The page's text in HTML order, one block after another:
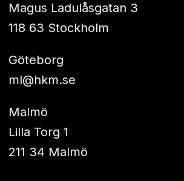
Magus Ladulåsgatan 3
118 63 Stockholm
Göteborg
ml@hkm.se
Malmö
Lilla Torg 1
211 34 Malmö